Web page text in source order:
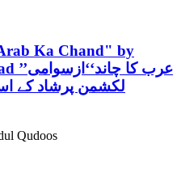
Ka Chand" by
’’عرب کا چاند‘‘ازسوامی
لکشمن پرشاد کے
Qudoos